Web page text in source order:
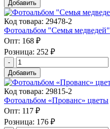
Добавить
Код товара: 29478-2
Фотоальбом "Семья медведей"
Опт: 168 ₽
Розница: 252 ₽
Добавить
Код товара: 29815-2
Фотоальбом «Прованс» цветы
Опт: 117 ₽
Розница: 176 ₽